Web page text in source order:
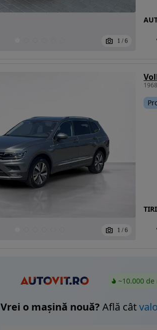
1 / 6
1 / 6
~10.000
Vrei o mașină nouă? Află cât